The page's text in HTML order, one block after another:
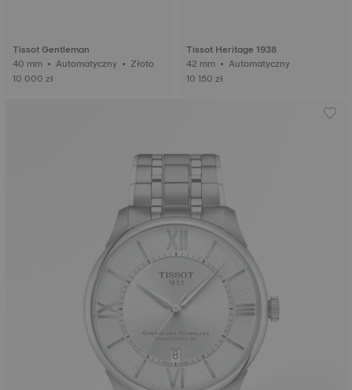
Tissot Gentleman
40 mm • Automatyczny • Złoto
10 000 zł
Tissot Heritage 1938
42 mm • Automatyczny
10 150 zł